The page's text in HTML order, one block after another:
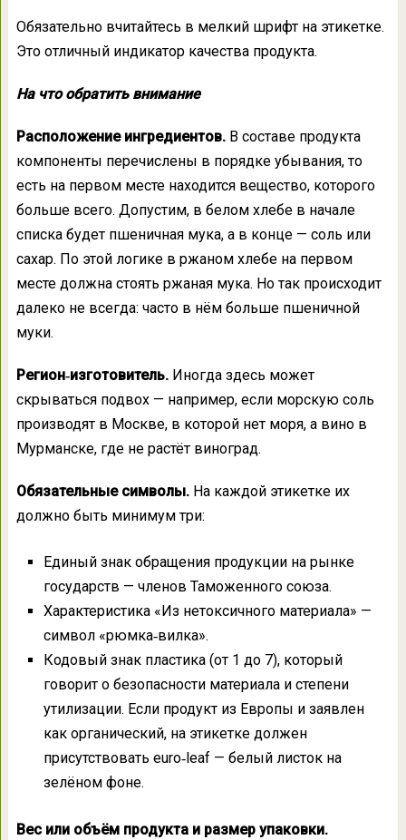
Обязательно вчитайтесь в мелкий шрифт на этикетке.
Это отличный индикатор качества продукта.
На что обратить внимание
Расположение ингредиентов. В составе продукта
компоненты перечислены в порядке убывания, то
есть на первом месте находится вещество, которого
больше всего. Допустим, в белом хлебе в начале
списка будет пшеничная мука, а в конце — соль или
сахар. По этой логике в ржаном хлебе на первом
месте должна стоять ржаная мука. Но так происходит
далеко не всегда: часто в нём больше пшеничной
муки.
Регион‑изготовитель.Иногда здесь может
скрываться подвох — например, если морскую соль
производят в Москве, в которой нет моря, а вино в
Мурманске, где не растёт виноград.
Обязательные символы.На каждой этикетке их
должно быть минимум три:
Единый знак обращения продукции на рынке
государств — членов Таможенного союза.
Характеристика «Из нетоксичного материала» —
символ «рюмка‑вилка».
Кодовый знак пластика (от 1 до 7), который
говорит о безопасности материала и степени
утилизации. Если продукт из Европы и заявлен
как органический, на этикетке должен
присутствовать euro‑leaf — белый листок на
зелёном фоне.
Вес или объём продукта и размер упаковки.